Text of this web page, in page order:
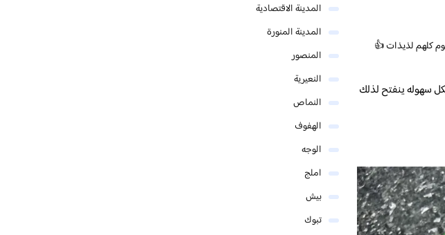
كلهم لذيذات 👍
سهوله ينفتح لذلك
المدينة الاقتصادية
المدينة المنورة
المنصور
النعيرية
النماص
الهفوف
الوجه
املج
بيش
تبوك